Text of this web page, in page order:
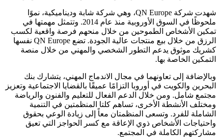
شهدت شركة QN Europe، وهي شركة شابة وديناميكية، نموًا
ملحوظًا في السوق الأوروبية منذ عام 2014. وتتمثل مهمتها في
تمكين الأشخاص الطموحين من خلال منحهم فرصة واقعية لكسب
الرزق من خلال بيع منتجات عالية الجودة. تضع QN Europe نفسها
كشريك موثوق يدعم التطور الشخصي والمهني من خلال منصة
التمكين الخاصة بها.
وبالإضافة إلى تعاونهما في مجال الاندماج المهني، يتشارك بنك
البحرين والكويت في أوروبا التزامًا عميقًا بالقضايا الاجتماعية وتعزيز
مجتمع شامل. ومن خلال الدعم الفعال للتعليم والفنون والرياضة
ومختلف الأنشطة الأخرى، تساهم كلتا المنظمتين في التنمية
الشاملة للفرد. وتسعى المنظمتان معاً إلى زيادة الوعي بحقوق
واحتياجات الأشخاص ذوي الإعاقة مع كسر الحواجز التي تعيق
مشاركتهم الكاملة في المجتمع.